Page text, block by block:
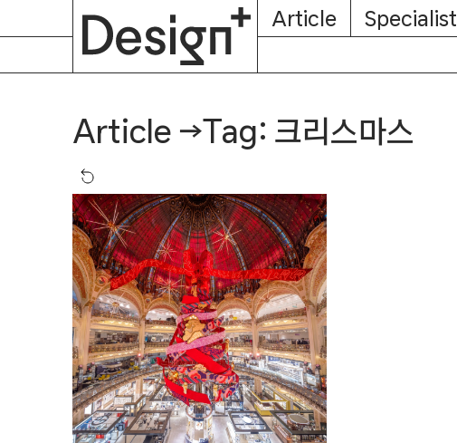
Article Specialist
Article →Tag: 크리스마스
About
Subscription
Magazine